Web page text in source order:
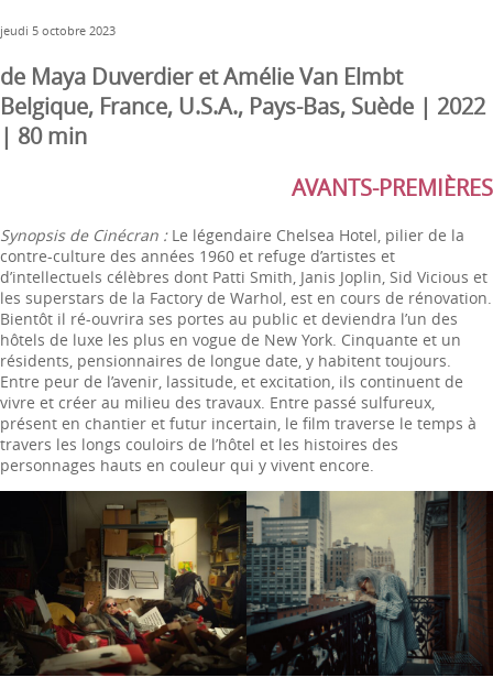
jeudi 5 octobre 2023
de Maya Duverdier et Amélie Van Elmbt
Belgique, France, U.S.A., Pays-Bas, Suède | 2022
| 80 min
AVANTS-PREMIÈRES
Synopsis de Cinécran : Le légendaire Chelsea Hotel, pilier de la
contre-culture des années 1960 et refuge d’artistes et
d’intellectuels célèbres dont Patti Smith, Janis Joplin, Sid Vicious et
les superstars de la Factory de Warhol, est en cours de rénovation.
Bientôt il ré-ouvrira ses portes au public et deviendra l’un des
hôtels de luxe les plus en vogue de New York. Cinquante et un
résidents, pensionnaires de longue date, y habitent toujours.
Entre peur de l’avenir, lassitude, et excitation, ils continuent de
vivre et créer au milieu des travaux. Entre passé sulfureux,
présent en chantier et futur incertain, le film traverse le temps à
travers les longs couloirs de l’hôtel et les histoires des
personnages hauts en couleur qui y vivent encore.